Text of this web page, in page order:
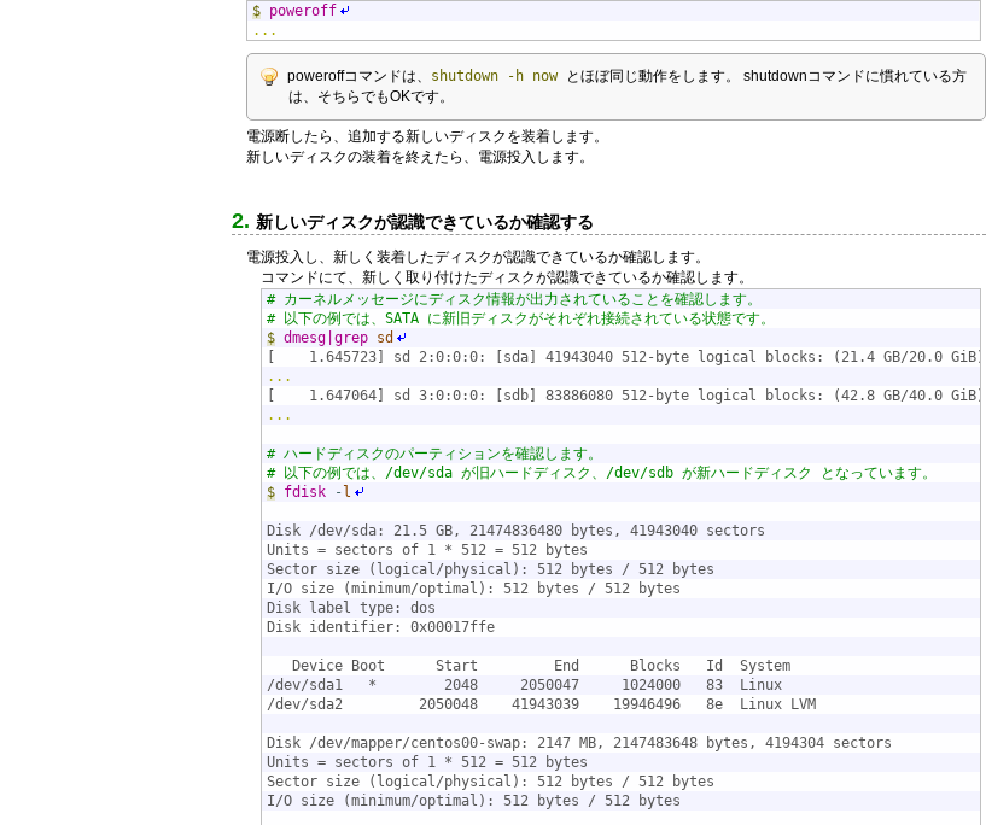
$ poweroff
...
poweroffコマンドは、 shutdown -h now とほぼ同じ動作をします。 shutdownコマンドに慣れている方
は、そちらでもOKです。
電源断したら、追加する新しいディスクを装着します。
新しいディスクの装着を終えたら、電源投入します。
新しいディスクが認識できているか確認する
電源投入し、新しく装着したディスクが認識できているか確認します。
コマンドにて、新しく取り付けたディスクが認識できているか確認します。
# カーネルメッセージにディスク情報が出力されていることを確認します。
# 以下の例では、SATA に新旧ディスクがそれぞれ接続されている状態です。
$ dmesg|grep sd
[    1.645723] sd 2:0:0:0: [sda] 41943040 512-byte logical blocks: (21.4 GB/20.0 GiB)
...
[    1.647064] sd 3:0:0:0: [sdb] 83886080 512-byte logical blocks: (42.8 GB/40.0 GiB)
...
# ハードディスクのパーティションを確認します。
# 以下の例では、/dev/sda が旧ハードディスク、/dev/sdb が新ハードディスク となっています。
$ fdisk - l
Disk /dev/sda: 21.5 GB, 21474836480 bytes, 41943040 sectors
Units = sectors of 1 * 512 = 512 bytes
Sector size (logical/physical): 512 bytes / 512 bytes
I/O size (minimum/optimal): 512 bytes / 512 bytes
Disk label type: dos
Disk identifier: 0x00017ffe
   Device Boot      Start         End      Blocks   Id  System
/dev/sda1   *        2048     2050047     1024000   83  Linux
/dev/sda2         2050048    41943039    19946496   8e  Linux LVM
Disk /dev/mapper/centos00-swap: 2147 MB, 2147483648 bytes, 4194304 sectors
Units = sectors of 1 * 512 = 512 bytes
Sector size (logical/physical): 512 bytes / 512 bytes
I/O size (minimum/optimal): 512 bytes / 512 bytes